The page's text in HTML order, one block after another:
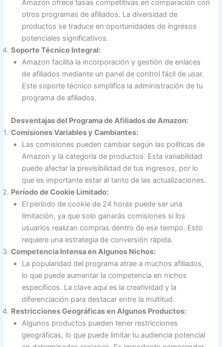
Amazon ofrece tasas competitivas en comparación con
otros programas de afiliados. La diversidad de
productos se traduce en oportunidades de ingresos
potenciales significativos.
Soporte Técnico Integral:
Amazon facilita la incorporación y gestión de enlaces
de afiliados mediante un panel de control fácil de usar.
Este soporte técnico simplifica la administración de tu
programa de afiliados.
Desventajas del Programa de Afiliados de Amazon:
Comisiones Variables y Cambiantes:
Las comisiones pueden cambiar según las políticas de
Amazon y la categoría de productos. Esta variabilidad
puede afectar la previsibilidad de tus ingresos, por lo
que es importante estar al tanto de las actualizaciones.
Período de Cookie Limitado:
El período de cookie de 24 horas puede ser una
limitación, ya que solo ganarás comisiones si los
usuarios realizan compras dentro de ese tiempo. Esto
requiere una estrategia de conversión rápida.
Competencia Intensa en Algunos Nichos:
La popularidad del programa atrae a muchos afiliados,
lo que puede aumentar la competencia en nichos
específicos. La clave aquí es la creatividad y la
diferenciación para destacar entre la multitud.
Restricciones Geográficas en Algunos Productos:
Algunos productos pueden tener restricciones
geográficas, lo que puede limitar tu audiencia potencial